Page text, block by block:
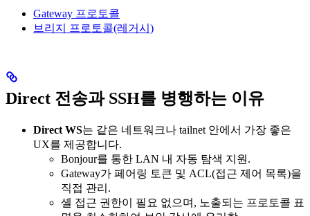
Gateway 프로토콜
브리지 프로토콜(레거시)
Direct 전송과 SSH를 병행하는 이유
Direct WS는 같은 네트워크나 tailnet 안에서 가장 좋은
UX를 제공합니다.
Bonjour를 통한 LAN 내 자동 탐색 지원.
Gateway가 페어링 토큰 및 ACL(접근 제어 목록)을
직접 관리.
셸 접근 권한이 필요 없으며, 노출되는 프로토콜 표